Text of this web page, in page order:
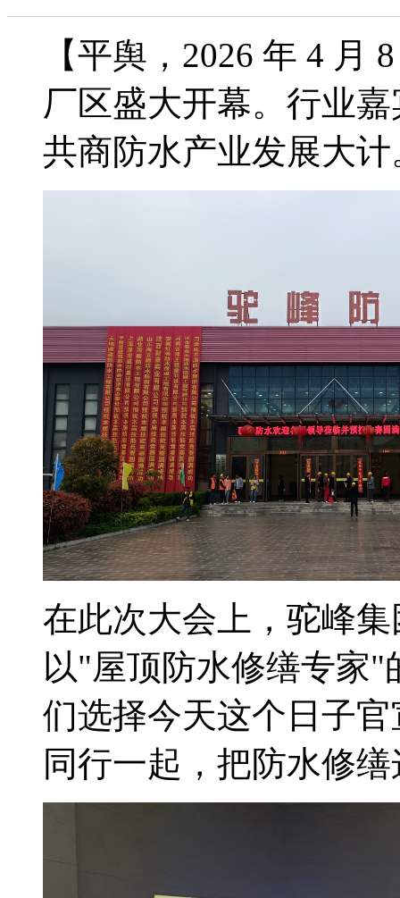
【平舆，2026 年 4
厂区盛大开幕。行业
共商防水产业发展大计
在此次大会上，驼峰
以"屋顶防水修缮专家"
们选择今天这个日子
同行一起，把防水修